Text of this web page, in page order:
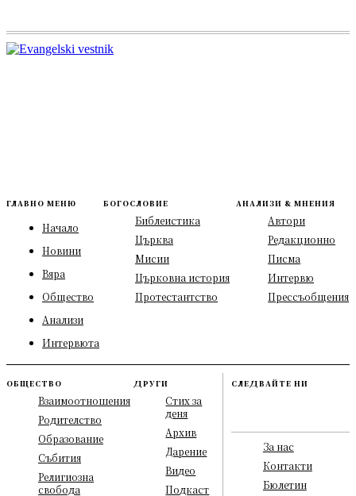
ГЛАВНО МЕНЮ
Начало
Новини
Вяра
Общество
Анализи
Интервюта
БОГОСЛОВИЕ
Библеистика
Църква
Мисии
Църковна история
Протестантство
АНАЛИЗИ & МНЕНИЯ
Автори
Редакционно
Писма
Интервю
Прессъобщения
ОБЩЕСТВО
Взаимоотношения
Родителство
Образование
Събития
Религиозна
свобода
ДРУГИ
Стих за
деня
Архив
Дарение
Видео
Подкаст
СЛЕДВАЙТЕ НИ
За нас
Контакти
Бюлетин